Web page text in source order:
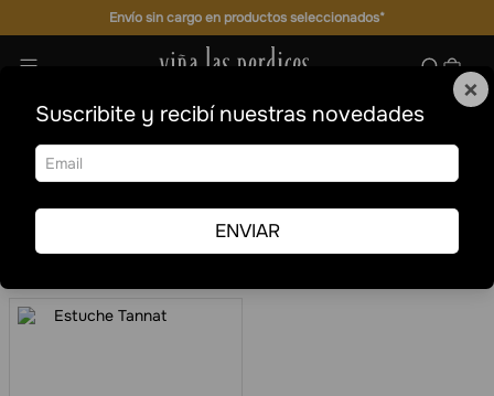
Envío sin cargo en productos seleccionados*
Vinos Tintos Tannat
Tannat
Ordenar por Fecha de
release
×
Suscribite y recibí nuestras novedades
ENVIAR